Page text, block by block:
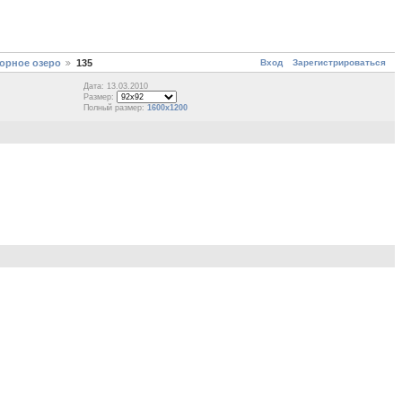
Вход Зарегистрироваться
озеро 135
Дата: 13.03.2010
Размер:
Полный размер: 1600x1200